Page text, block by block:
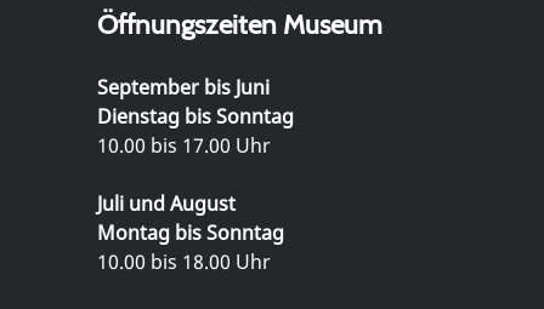
Öffnungszeiten Museum
September bis Juni
Dienstag bis Sonntag
10.00 bis 17.00 Uhr
Juli und August
Montag bis Sonntag
10.00 bis 18.00 Uhr